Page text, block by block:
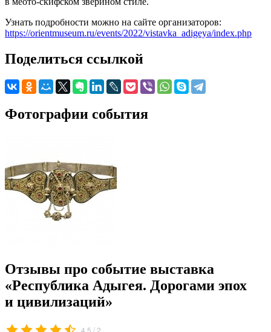
Узнать подробности можно на сайте организаторов:
https://orientmuseum.ru/events/2022/vistavka_adigeya/index.php
Поделиться ссылкой
Фотографии события
Отзывы про событие выставка
«Республика Адыгея. Дорогами эпох
и цивилизаций»
/